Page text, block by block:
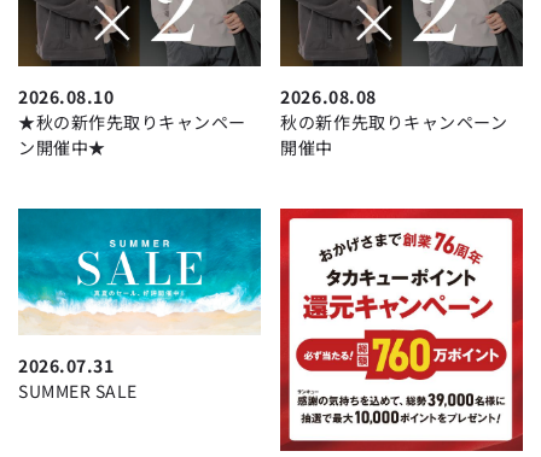
2026.08.10
★秋の新作先取りキャンペー
ン開催中★
2026.08.08
秋の新作先取りキャンペーン
開催中
2026.07.31
SUMMER SALE